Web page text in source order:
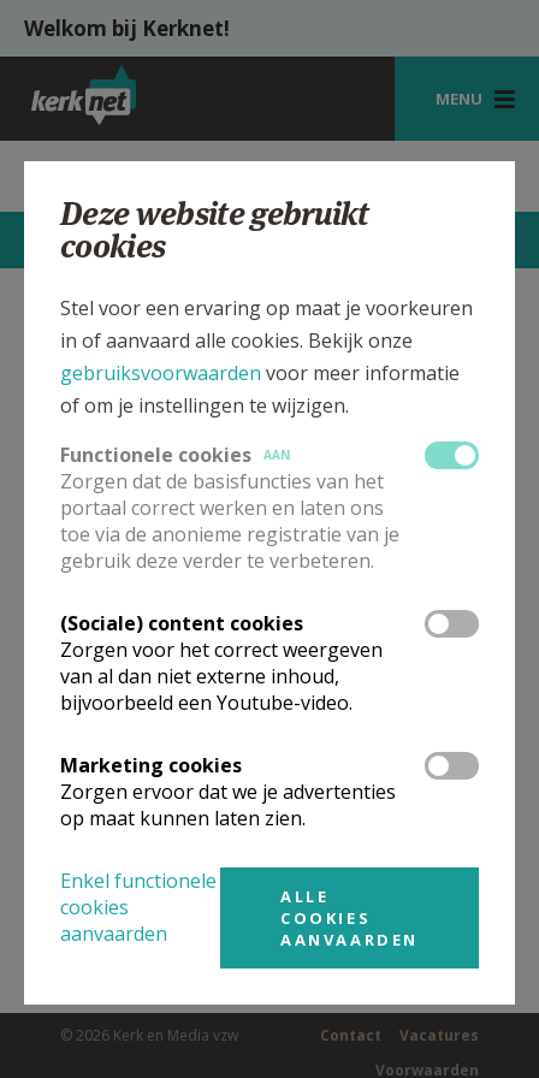
Overslaan en naar de inhoud gaan
Welkom bij Kerknet!
MENU
STARTPAGINA
KERK
VIERINGEN
SHOP
ZOEKEN
HULP
MIJN PAROCHIE
AANMELDEN OF REGISTREREN
STARTPAGINA
Verbergen
St.-Jozef Kerk Wervik
In deze kerk vinden geen weekendvieringen plaats. Bekijk
kerken in de buurt.
ALLE DETAILS TONEN
Omgeving
Niet gevonden wat je zocht? Hier vind je
organisaties, in de buurt.
Kerken in of nabijWERVIK
© 2026 Kerk en Media vzw Vacatures
Contact
Voorwaarden
Deze website gebruikt
cookies
Stel voor een ervaring op maat je voorkeuren
in of aanvaard alle cookies. Bekijk onze
gebruiksvoorwaarden voor meer informatie
of om je instellingen te wijzigen.
Functionele cookies
AAN
Zorgen dat de basisfuncties van het
portaal correct werken en laten ons
toe via de anonieme registratie van je
gebruik deze verder te verbeteren.
(Sociale) content cookies
Zorgen voor het correct weergeven
van al dan niet externe inhoud,
bijvoorbeeld een Youtube-video.
Marketing cookies
Zorgen ervoor dat we je advertenties
op maat kunnen laten zien.
Enkel functionele
cookies
aanvaarden
ALLE
COOKIES
AANVAARDEN